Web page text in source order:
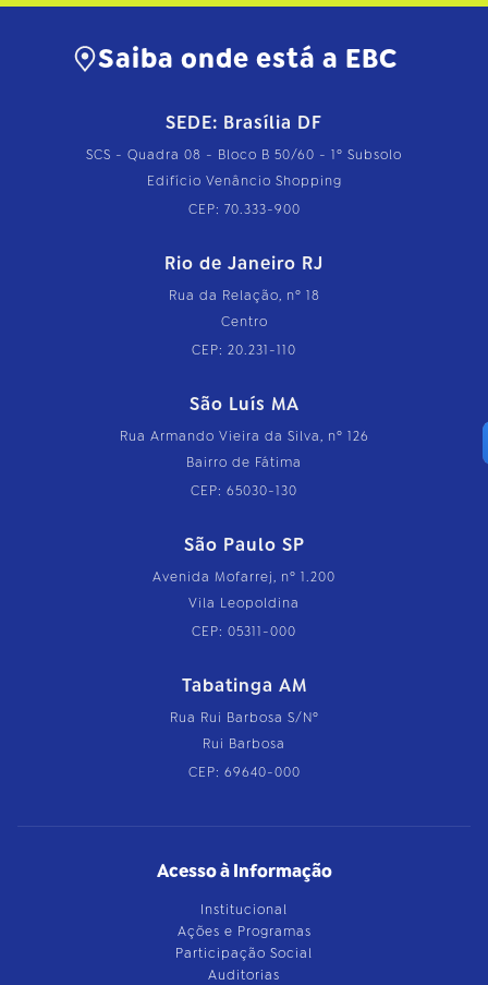
Saiba onde está a EBC
SEDE: Brasília DF
SCS - Quadra 08 - Bloco B 50/60 - 1º Subsolo
Edifício Venâncio Shopping
CEP: 70.333-900
Rio de Janeiro RJ
Rua da Relação, nº 18
Centro
CEP: 20.231-110
São Luís MA
Rua Armando Vieira da Silva, nº 126
Bairro de Fátima
CEP: 65030-130
São Paulo SP
Avenida Mofarrej, nº 1.200
Vila Leopoldina
CEP: 05311-000
Tabatinga AM
Rua Rui Barbosa S/Nº
Rui Barbosa
CEP: 69640-000
Acesso à Informação
Institucional
Ações e Programas
Participação Social
Auditorias